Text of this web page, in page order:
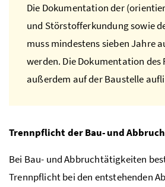
Die Dokumentation der
und Störstofferkundung sowie
muss mindestens sieben Jahre
werden. Die Dokumentation des
außerdem auf der Baustelle
Trennpflicht der Bau- und
Bei Bau- und Abbruchtätigkeiten
Trennpflicht bei den entstehenden